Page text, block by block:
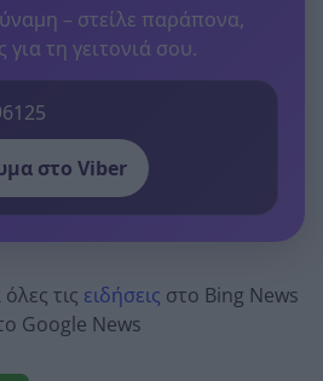
– στείλε παράπονα,
για τη γειτονιά σου.
στο Viber
τις ειδήσεις στο Bing News
Google News